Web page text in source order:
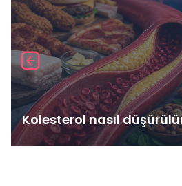
Kolesterol nasıl